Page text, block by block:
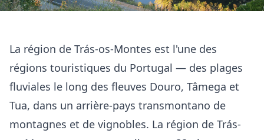
La région de Trás-os-Montes est l'une des
régions touristiques du Portugal — des plages
fluviales le long des fleuves Douro, Tâmega et
Tua, dans un arrière-pays transmontano de
montagnes et de vignobles. La région de Trás-